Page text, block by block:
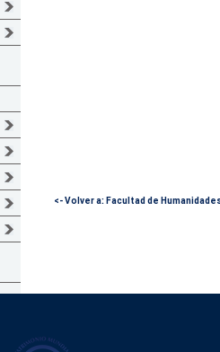
<- Volver a: Facultad de